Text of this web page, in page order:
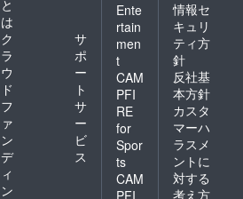
と
は
ク
ラ
ウ
ド
フ
ァ
ン
デ
ィ
ン
サ
ポ
ー
ト
サ
ー
ビ
ス
Ente
rtain
men
t
CAM
PFI
RE
for
Spor
ts
CAM
PFI
情報セ
キュリ
ティ方
針
反社基
本方針
カスタ
マーハ
ラスメ
ントに
対する
考え方